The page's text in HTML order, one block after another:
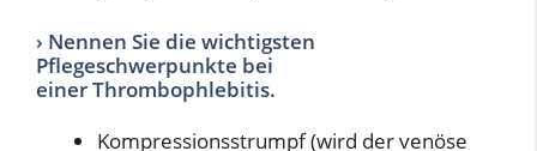
› Nennen Sie die wichtigsten
Pflegeschwerpunkte bei
einer Thrombophlebitis.
Kompressionsstrumpf (wird der venöse